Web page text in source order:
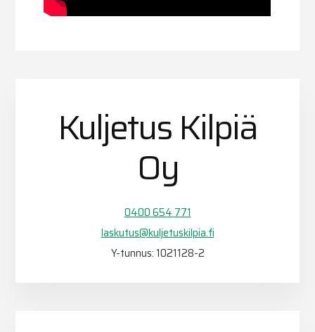
Kuljetus Kilpiä
Oy
0400 654 771
laskutus@kuljetuskilpia.fi
Y-tunnus: 1021128-2